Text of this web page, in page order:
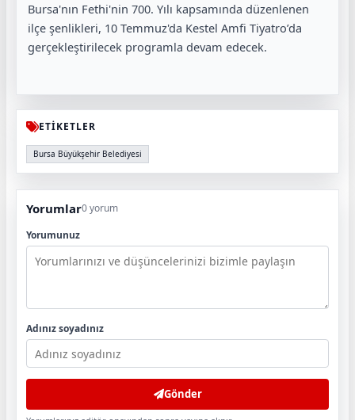
Bursa'nın Fethi'nin 700. Yılı kapsamında düzenlenen
ilçe şenlikleri, 10 Temmuz'da Kestel Amfi Tiyatro’da
gerçekleştirilecek programla devam edecek.
ETİKETLER
Bursa Büyükşehir Belediyesi
Yorumlar0 yorum
Yorumunuz
Adınız soyadınız
Gönder